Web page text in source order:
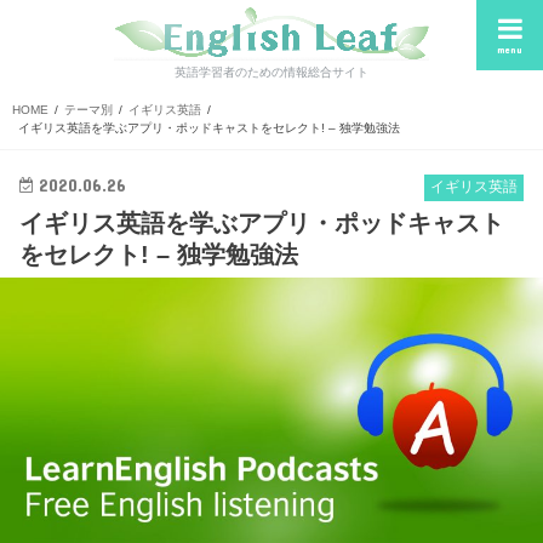
英語学習者のための情報総合サイト
menu
HOME テーマ別
イギリス英語
イギリス英語を学ぶアプリ・ポッドキャストをセレクト! – 独学勉強法
イギリス英語
2020.06.26
イギリス英語を学ぶアプリ・ポッドキャスト
をセレクト! – 独学勉強法